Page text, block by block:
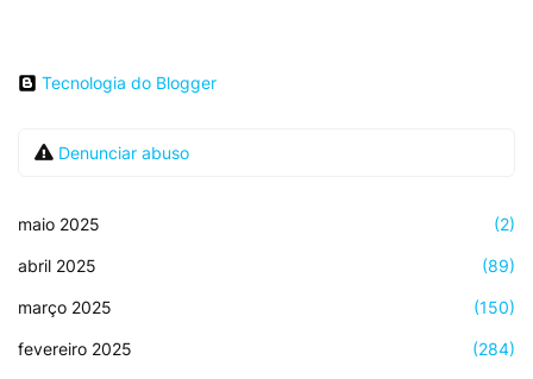
Tecnologia do Blogger
Denunciar abuso
maio 2025 (2)
abril 2025 (89)
março 2025 (150)
fevereiro 2025 (284)